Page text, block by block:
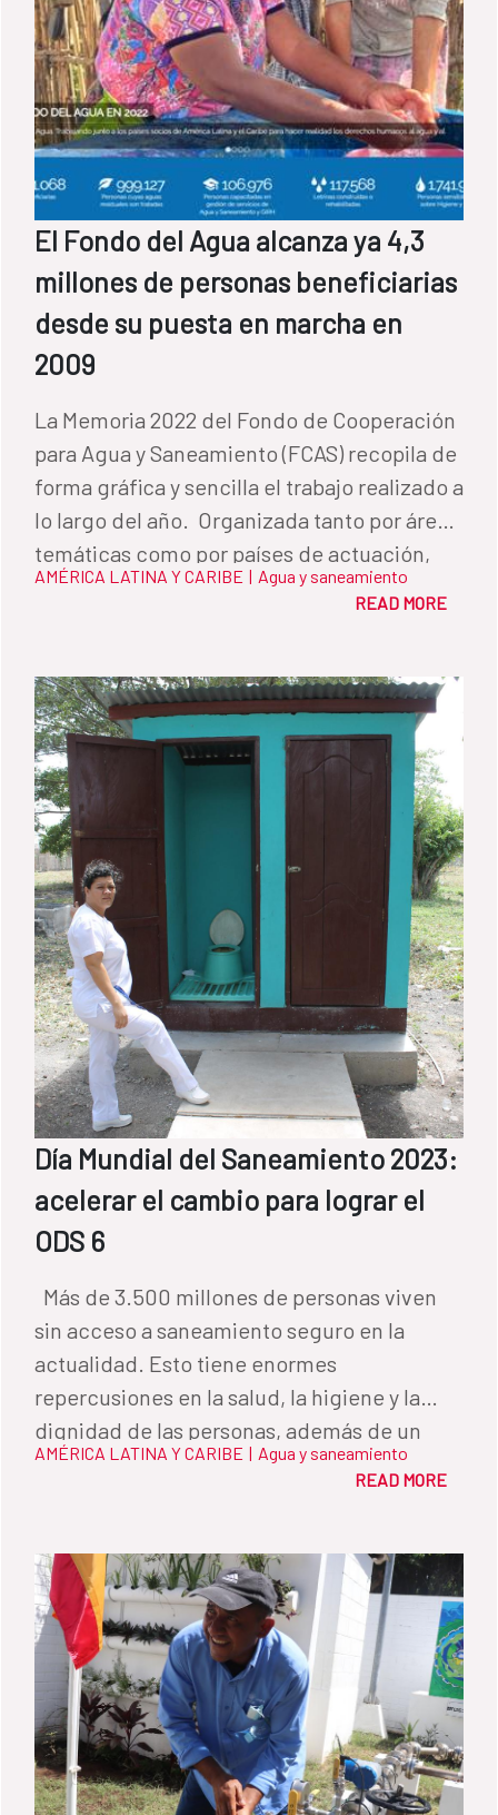
El Fondo del Agua alcanza ya 4,3
millones de personas beneficiarias
desde su puesta en marcha en
2009
La Memoria 2022 del Fondo de Cooperación
para Agua y Saneamiento (FCAS) recopila de
forma gráfica y sencilla el trabajo realizado a
lo largo del año. Organizada tanto por áreas
temáticas como por países de actuación,
permite conocer de primera mano cómo
AMÉRICA LATINA Y CARIBE | Agua y saneamiento
READ MORE
Día Mundial del Saneamiento 2023:
acelerar el cambio para lograr el
ODS 6
sin acceso a saneamiento seguro en la
actualidad. Esto tiene enormes
repercusiones en la salud, la higiene y la
dignidad de las personas, además de un
negativo impacto en el medio ambiente.
AMÉRICA LATINA Y CARIBE | Agua y saneamiento
READ MORE